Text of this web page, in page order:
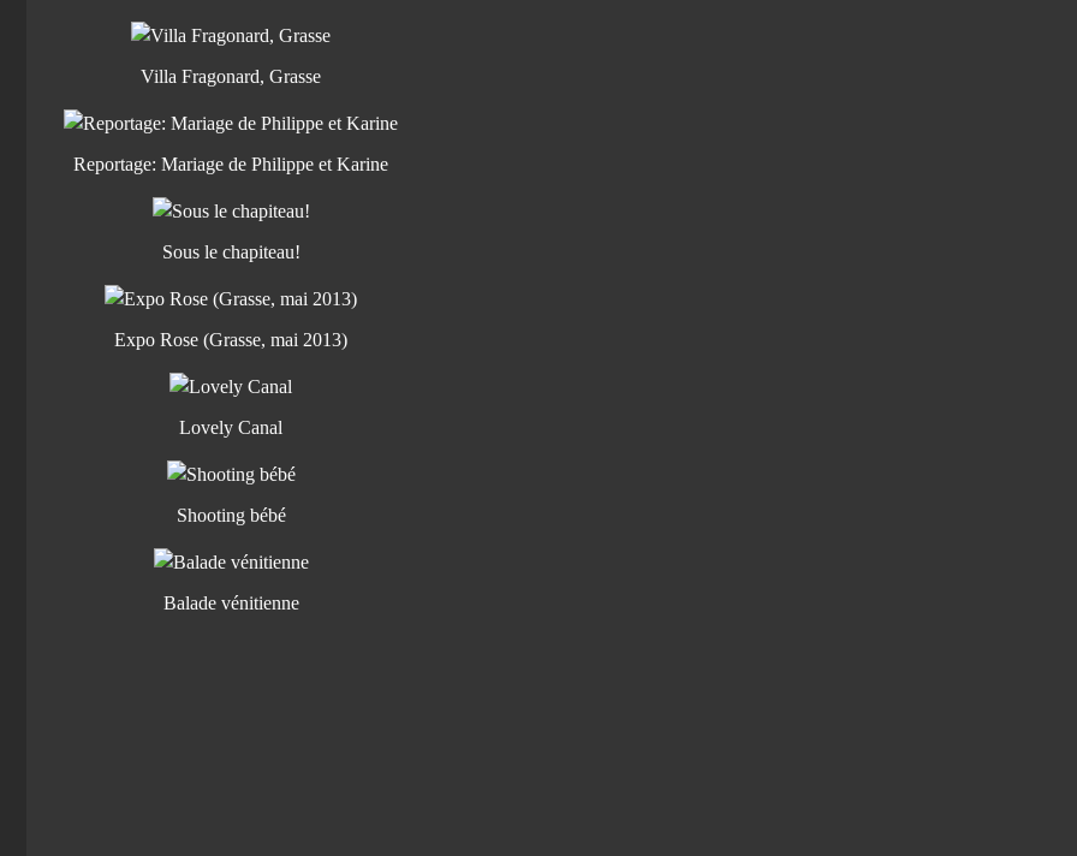
Villa Fragonard, Grasse
Reportage: Mariage de Philippe et Karine
Sous le chapiteau!
Expo Rose (Grasse, mai 2013)
Lovely Canal
Shooting bébé
Balade vénitienne